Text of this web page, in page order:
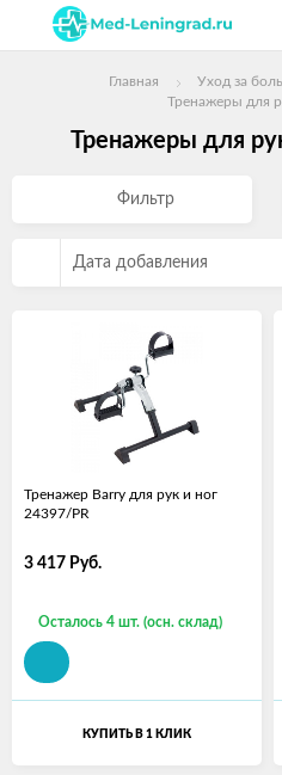
Главная
Уход за
Тренажеры для
Тренажеры для
Фильтр
Дата добавления
Тренажер Barry для рук и ног
24397/PR
3 417 Руб.
Осталось 4 шт. (осн. склад)
КУПИТЬ В 1 КЛИК